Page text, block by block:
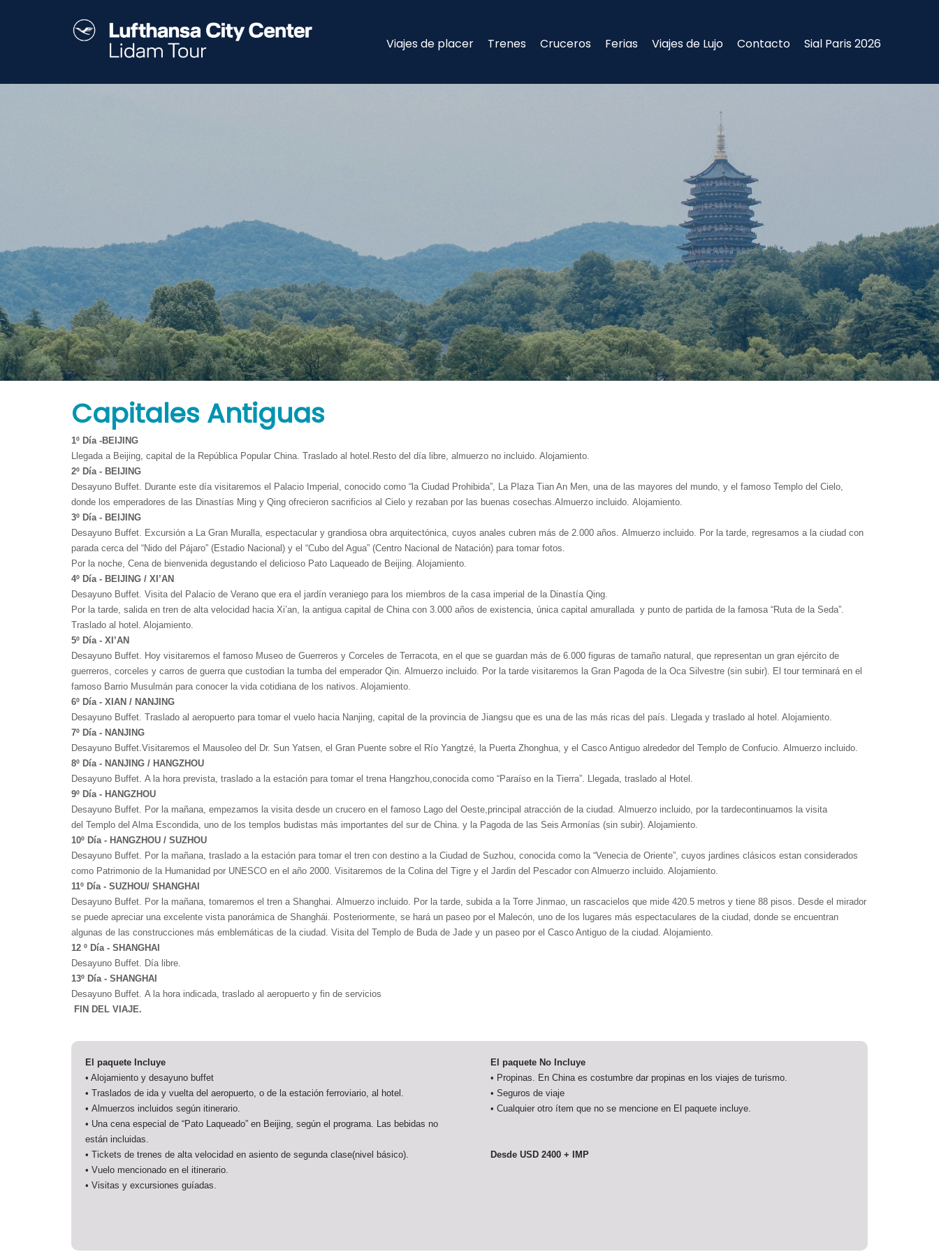
Viajes de placer Trenes Cruceros Ferias Viajes de Lujo Contacto Sial Paris 2026
Tours
Agregue las principales ventajas de su negocio que lo hacen único y el mejor. Agregue texto por qué los clientes tienen que elegir sus productos o servicios y qué beneficios obtendrán después de
comprar el producto. Escribe tu propio texto, ajústalo y presiona Listo.
1º Día -BEIJING
Llegada a Beijing, capital de la República Popular China. Traslado al hotel.Resto del día libre, almuerzo no incluido. Alojamiento.
2º Día - BEIJING
Desayuno Buffet. Durante este día visitaremos el Palacio Imperial, conocido como “la Ciudad Prohibida”, La Plaza Tian An Men, una de las mayores del mundo, y el famoso Templo del Cielo,
donde los emperadores de las Dinastías Ming y Qing ofrecieron sacrificios al Cielo y rezaban por las buenas cosechas.Almuerzo incluido. Alojamiento.
3º Día - BEIJING
Desayuno Buffet. Excursión a La Gran Muralla, espectacular y grandiosa obra arquitectónica, cuyos anales cubren más de 2.000 años. Almuerzo incluido. Por la tarde, regresamos a la ciudad con
parada cerca del “Nido del Pájaro” (Estadio Nacional) y el “Cubo del Agua” (Centro Nacional de Natación) para tomar fotos.
Por la noche, Cena de bienvenida degustando el delicioso Pato Laqueado de Beijing. Alojamiento.
4º Día - BEIJING / XI’AN
Desayuno Buffet. Visita del Palacio de Verano que era el jardín veraniego para los miembros de la casa imperial de la Dinastía Qing.
Por la tarde, salida en tren de alta velocidad hacia Xi’an, la antigua capital de China con 3.000 años de existencia, única capital amurallada y punto de partida de la famosa “Ruta de la Seda”.
Traslado al hotel. Alojamiento.
5º Día - XI’AN
Desayuno Buffet. Hoy visitaremos el famoso Museo de Guerreros y Corceles de Terracota, en el que se guardan más de 6.000 figuras de tamaño natural, que representan un gran ejército de
guerreros, corceles y carros de guerra que custodian la tumba del emperador Qin. Almuerzo incluido. Por la tarde visitaremos la Gran Pagoda de la Oca Silvestre (sin subir). El tour terminará en el
famoso Barrio Musulmán para conocer la vida cotidiana de los nativos. Alojamiento.
6º Día - XIAN / NANJING
Desayuno Buffet. Traslado al aeropuerto para tomar el vuelo hacia Nanjing, capital de la provincia de Jiangsu que es una de las más ricas del país. Llegada y traslado al hotel. Alojamiento.
7º Día - NANJING
Desayuno Buffet.Visitaremos el Mausoleo del Dr. Sun Yatsen, el Gran Puente sobre el Río Yangtzé, la Puerta Zhonghua, y el Casco Antiguo alrededor del Templo de Confucio. Almuerzo incluido.
8º Día - NANJING / HANGZHOU
Desayuno Buffet. A la hora prevista, traslado a la estación para tomar el trena Hangzhou,conocida como “Paraíso en la Tierra”. Llegada, traslado al Hotel.
9º Día - HANGZHOU
Desayuno Buffet. Por la mañana, empezamos la visita desde un crucero en el famoso Lago del Oeste,principal atracción de la ciudad. Almuerzo incluido, por la tardecontinuamos la visita
del Templo del Alma Escondida, uno de los templos budistas más importantes del sur de China. y la Pagoda de las Seis Armonías (sin subir). Alojamiento.
10º Día - HANGZHOU / SUZHOU
Desayuno Buffet. Por la mañana, traslado a la estación para tomar el tren con destino a la Ciudad de Suzhou, conocida como la “Venecia de Oriente”, cuyos jardines clásicos estan considerados
como Patrimonio de la Humanidad por UNESCO en el año 2000. Visitaremos de la Colina del Tigre y el Jardin del Pescador con Almuerzo incluido. Alojamiento.
11º Día - SUZHOU/ SHANGHAI
Desayuno Buffet. Por la mañana, tomaremos el tren a Shanghai. Almuerzo incluido. Por la tarde, subida a la Torre Jinmao, un rascacielos que mide 420.5 metros y tiene 88 pisos. Desde el mirador
se puede apreciar una excelente vista panorámica de Shanghái. Posteriormente, se hará un paseo por el Malecón, uno de los lugares más espectaculares de la ciudad, donde se encuentran
algunas de las construcciones más emblemáticas de la ciudad. Visita del Templo de Buda de Jade y un paseo por el Casco Antiguo de la ciudad. Alojamiento.
12 º Día - SHANGHAI
Desayuno Buffet. Día libre.
13º Día - SHANGHAI
Desayuno Buffet. A la hora indicada, traslado al aeropuerto y fin de servicios
FIN DEL VIAJE.
Capitales Antiguas
El paquete Incluye
• Alojamiento y desayuno buffet
• Traslados de ida y vuelta del aeropuerto, o de la estación ferroviario, al hotel.
• Almuerzos incluidos según itinerario.
• Una cena especial de “Pato Laqueado” en Beijing, según el programa. Las bebidas no
están incluidas.
• Tickets de trenes de alta velocidad en asiento de segunda clase(nivel básico).
• Vuelo mencionado en el itinerario.
• Visitas y excursiones guíadas.
El paquete No Incluye
• Propinas. En China es costumbre dar propinas en los viajes de turismo.
• Seguros de viaje
• Cualquier otro ítem que no se mencione en El paquete incluye.
Desde USD 2400 + IMP